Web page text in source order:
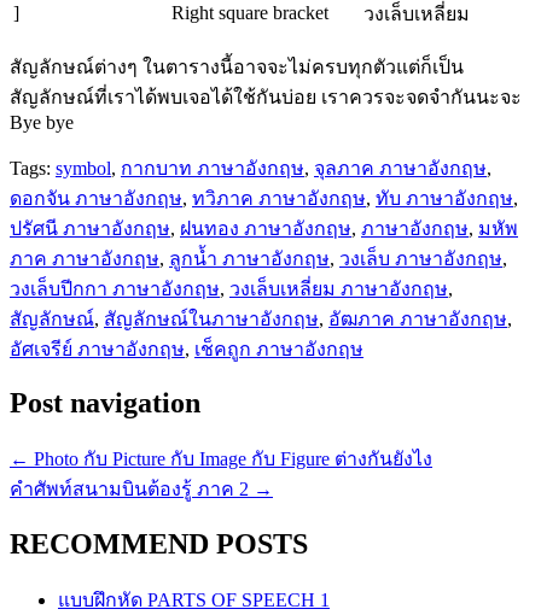
]
Right square bracket วงเล็บเหลี่ยม
สัญลักษณ์ต่างๆ ในตารางนี้อาจจะไม่ครบทุกตัวแต่ก็เป็น
สัญลักษณ์ที่เราได้พบเจอได้ใช้กันบ่อย เราควรจะจดจำกันนะจะ
Bye bye
Tags: symbol, กากบาท ภาษาอังกฤษ, จุลภาค ภาษาอังกฤษ,
ดอกจัน ภาษาอังกฤษ, ทวิภาค ภาษาอังกฤษ, ทับ ภาษาอังกฤษ,
ปรัศนี ภาษาอังกฤษ, ฝนทอง ภาษาอังกฤษ, ภาษาอังกฤษ, มหัพ
ภาค ภาษาอังกฤษ, ลูกน้ำ ภาษาอังกฤษ, วงเล็บ ภาษาอังกฤษ,
วงเล็บปีกกา ภาษาอังกฤษ, วงเล็บเหลี่ยม ภาษาอังกฤษ,
สัญลักษณ์, สัญลักษณ์ในภาษาอังกฤษ, อัฒภาค ภาษาอังกฤษ,
อัศเจรีย์ ภาษาอังกฤษ, เช็คถูก ภาษาอังกฤษ
Post navigation
← Photo กับ Picture กับ Image กับ Figure ต่างกันยังไง
คำศัพท์สนามบินต้องรู้ ภาค 2 →
RECOMMEND POSTS
แบบฝึกหัด PARTS OF SPEECH 1